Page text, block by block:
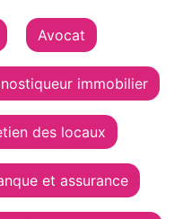
Avocat
immobilier
des locaux
et assurance